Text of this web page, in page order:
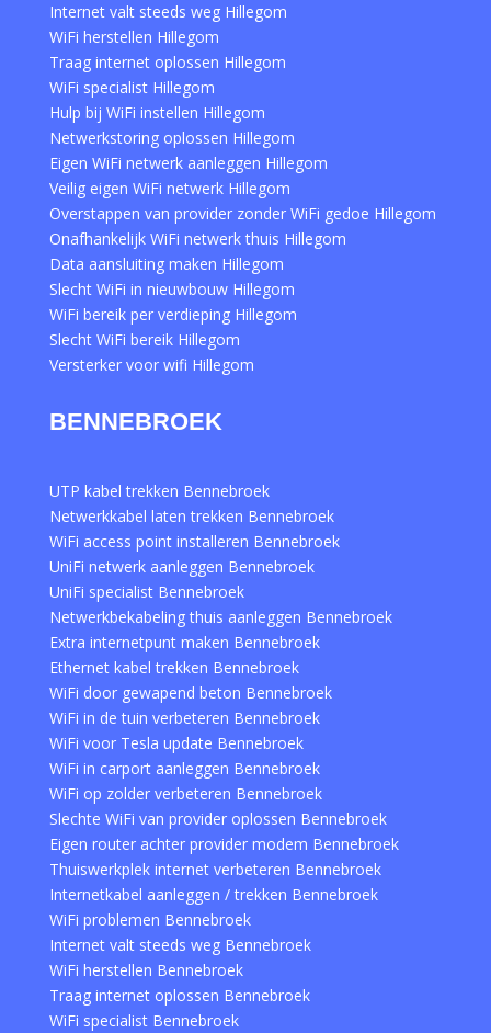
Internet valt steeds weg Hillegom
WiFi herstellen Hillegom
Traag internet oplossen Hillegom
WiFi specialist Hillegom
Hulp bij WiFi instellen Hillegom
Netwerkstoring oplossen Hillegom
Eigen WiFi netwerk aanleggen Hillegom
Veilig eigen WiFi netwerk Hillegom
Overstappen van provider zonder WiFi gedoe Hillegom
Onafhankelijk WiFi netwerk thuis Hillegom
Data aansluiting maken Hillegom
Slecht WiFi in nieuwbouw Hillegom
WiFi bereik per verdieping Hillegom
Slecht WiFi bereik Hillegom
Versterker voor wifi Hillegom
BENNEBROEK
UTP kabel trekken Bennebroek
Netwerkkabel laten trekken Bennebroek
WiFi access point installeren Bennebroek
UniFi netwerk aanleggen Bennebroek
UniFi specialist Bennebroek
Netwerkbekabeling thuis aanleggen Bennebroek
Extra internetpunt maken Bennebroek
Ethernet kabel trekken Bennebroek
WiFi door gewapend beton Bennebroek
WiFi in de tuin verbeteren Bennebroek
WiFi voor Tesla update Bennebroek
WiFi in carport aanleggen Bennebroek
WiFi op zolder verbeteren Bennebroek
Slechte WiFi van provider oplossen Bennebroek
Eigen router achter provider modem Bennebroek
Thuiswerkplek internet verbeteren Bennebroek
Internetkabel aanleggen / trekken Bennebroek
WiFi problemen Bennebroek
Internet valt steeds weg Bennebroek
WiFi herstellen Bennebroek
Traag internet oplossen Bennebroek
WiFi specialist Bennebroek